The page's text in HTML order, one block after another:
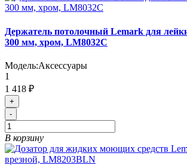
Держатель потолочный Lemark для
300 мм, хром, LM8032C
Модель:Аксессуары
1
1 418 ₽
+
-
В корзину